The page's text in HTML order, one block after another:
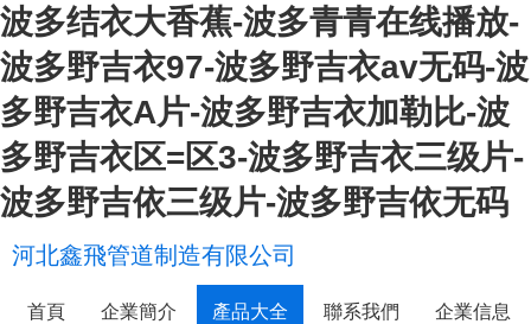
波多结衣大香蕉-波多青青在线播放-
波多野吉衣97-波多野吉衣av无码-波
多野吉衣A片-波多野吉衣加勒比-波
多野吉衣区=区3-波多野吉衣三级片-
波多野吉依三级片-波多野吉依无码
河北鑫飛管道制造有限公司
首頁 企業簡介 產品大全 聯系我們 企業信息